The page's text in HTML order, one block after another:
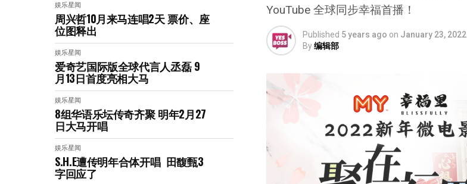
娱乐星闻
周兴哲10月来马连唱2天 票价、座
位图释出
娱乐星闻
爱奇艺国际版全球代言人丞磊 9
月13日首度亮相大马
娱乐星闻
8组华语乐坛传奇⻬聚 明年2月27
日大马开唱
娱乐星闻
S.H.E遭传明年合体开唱 田馥甄3
字回应了
YouTube 全球同步幸福首播！
Published 5 years ago on January 23, 2022
By编辑部